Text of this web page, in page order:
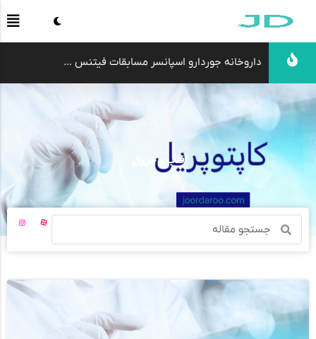
داروخانه جوردارو اسپانسر مسابقات فیتنس اصفهان شد
قلب و عروق